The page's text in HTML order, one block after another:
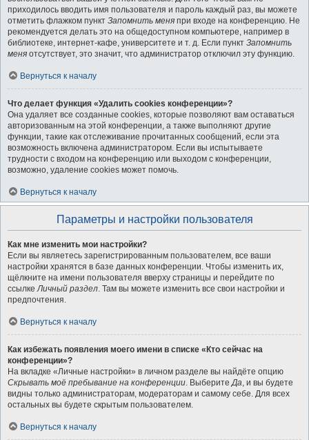
приходилось вводить имя пользователя и пароль каждый раз, вы можете
отметить флажком пункт Запомнить меня при входе на конференцию. Не
рекомендуется делать это на общедоступном компьютере, например в
библиотеке, интернет-кафе, университете и т. д. Если пункт Запомнить
меня отсутствует, это значит, что администратор отключил эту функцию.
Вернуться к началу
Что делает функция «Удалить cookies конференции»?
Она удаляет все созданные cookies, которые позволяют вам оставаться
авторизованным на этой конференции, а также выполняют другие
функции, такие как отслеживание прочитанных сообщений, если эта
возможность включена администратором. Если вы испытываете
трудности с входом на конференцию или выходом с конференции,
возможно, удаление cookies может помочь.
Вернуться к началу
Параметры и настройки пользователя
Как мне изменить мои настройки?
Если вы являетесь зарегистрированным пользователем, все ваши
настройки хранятся в базе данных конференции. Чтобы изменить их,
щёлкните на имени пользователя вверху страницы и перейдите по
ссылкеЛичный раздел. Там вы можете изменить все свои настройки и
предпочтения.
Вернуться к началу
Как избежать появления моего имени в списке «Кто сейчас на
конференции»?
На вкладке «Личные настройки» в личном разделе вы найдёте опцию
Скрывать моё пребывание на конференции. ВыберитеДа, и вы будете
видны только администраторам, модераторам и самому себе. Для всех
остальных вы будете скрытым пользователем.
Вернуться к началу